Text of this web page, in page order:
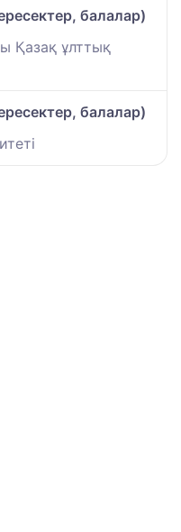
балалар)
Қазақ ұлттық
балалар)